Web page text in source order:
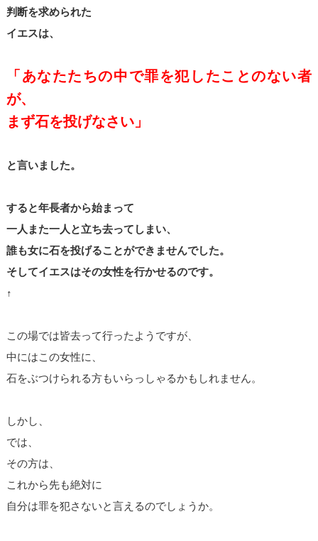
判断を求められた
イエスは、
「あなたたちの中で罪を犯したことのない者
が、
まず石を投げなさい」
と言いました。
すると年長者から始まって
一人また一人と立ち去ってしまい、
誰も女に石を投げることができませんでした。
そしてイエスはその女性を行かせるのです。
↑
この場では皆去って行ったようですが、
中にはこの女性に、
石をぶつけられる方もいらっしゃるかもしれません。
しかし、
では、
その方は、
これから先も絶対に
自分は罪を犯さないと言えるのでしょうか。